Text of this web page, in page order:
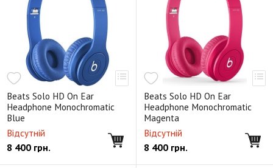
Beats Solo HD On Ear
Headphone Monochromatic
Blue
Відсутній
8 400 грн.
Beats Solo HD On Ear
Headphone Monochromatic
Magenta
Відсутній
8 400 грн.